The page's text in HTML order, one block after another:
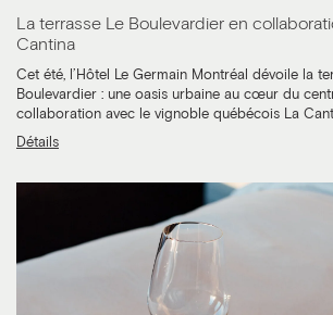
La terrasse Le Boulevardier en
Cantina
Cet été, l’Hôtel Le Germain Montréal dévoile la
Boulevardier : une oasis urbaine au cœur du
collaboration avec le vignoble québécois La
Détails